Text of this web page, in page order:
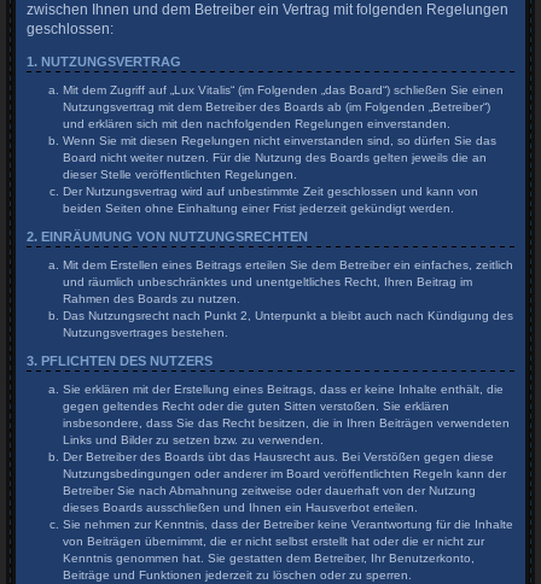
zwischen Ihnen und dem Betreiber ein Vertrag mit folgenden Regelungen
geschlossen:
1. NUTZUNGSVERTRAG
Mit dem Zugriff auf „Lux Vitalis“ (im Folgenden „das Board“) schließen Sie einen
Nutzungsvertrag mit dem Betreiber des Boards ab (im Folgenden „Betreiber“)
und erklären sich mit den nachfolgenden Regelungen einverstanden.
Wenn Sie mit diesen Regelungen nicht einverstanden sind, so dürfen Sie das
Board nicht weiter nutzen. Für die Nutzung des Boards gelten jeweils die an
dieser Stelle veröffentlichten Regelungen.
Der Nutzungsvertrag wird auf unbestimmte Zeit geschlossen und kann von
beiden Seiten ohne Einhaltung einer Frist jederzeit gekündigt werden.
2. EINRÄUMUNG VON NUTZUNGSRECHTEN
Mit dem Erstellen eines Beitrags erteilen Sie dem Betreiber ein einfaches, zeitlich
und räumlich unbeschränktes und unentgeltliches Recht, Ihren Beitrag im
Rahmen des Boards zu nutzen.
Das Nutzungsrecht nach Punkt 2, Unterpunkt a bleibt auch nach Kündigung des
Nutzungsvertrages bestehen.
3. PFLICHTEN DES NUTZERS
Sie erklären mit der Erstellung eines Beitrags, dass er keine Inhalte enthält, die
gegen geltendes Recht oder die guten Sitten verstoßen. Sie erklären
insbesondere, dass Sie das Recht besitzen, die in Ihren Beiträgen verwendeten
Links und Bilder zu setzen bzw. zu verwenden.
Der Betreiber des Boards übt das Hausrecht aus. Bei Verstößen gegen diese
Nutzungsbedingungen oder anderer im Board veröffentlichten Regeln kann der
Betreiber Sie nach Abmahnung zeitweise oder dauerhaft von der Nutzung
dieses Boards ausschließen und Ihnen ein Hausverbot erteilen.
Sie nehmen zur Kenntnis, dass der Betreiber keine Verantwortung für die Inhalte
von Beiträgen übernimmt, die er nicht selbst erstellt hat oder die er nicht zur
Kenntnis genommen hat. Sie gestatten dem Betreiber, Ihr Benutzerkonto,
Beiträge und Funktionen jederzeit zu löschen oder zu sperren.